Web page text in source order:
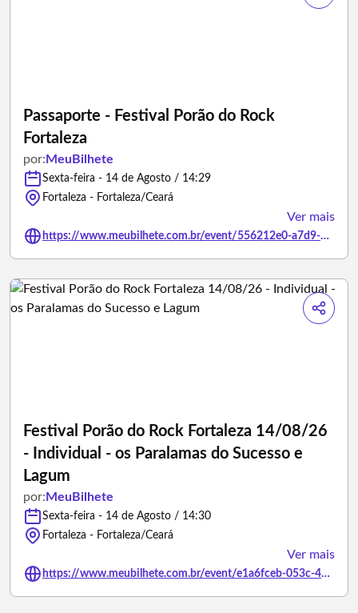
Passaporte - Festival Porão do Rock
Fortaleza
por: MeuBilhete
Sexta-feira - 14 de Agosto / 14:29
Fortaleza - Fortaleza/Ceará
Ver mais
https://www.meubilhete.com.br/event/556212e0-a7d9-43e7-b124-9e2332ab1794
Festival Porão do Rock Fortaleza 14/08/26
- Individual - os Paralamas do Sucesso e
Lagum
por: MeuBilhete
Sexta-feira - 14 de Agosto / 14:30
Fortaleza - Fortaleza/Ceará
Ver mais
https://www.meubilhete.com.br/event/e1a6fceb-053c-4842-9e48-5c7747551183